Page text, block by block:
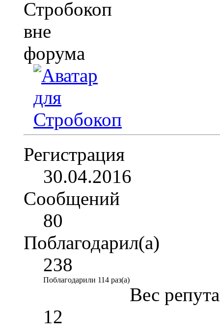
Регистрация
30.04.2016
Сообщений
80
Поблагодарил(а)
238
Поблагодарили 114 раз(а)
Вес
12